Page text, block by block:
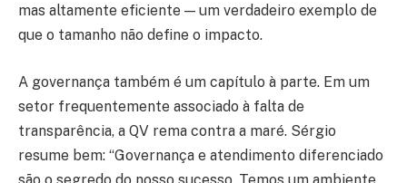
mas altamente eficiente — um verdadeiro exemplo de
que o tamanho não define o impacto.
A governança também é um capítulo à parte. Em um
setor frequentemente associado à falta de
transparência, a QV rema contra a maré. Sérgio
resume bem: “Governança e atendimento diferenciado